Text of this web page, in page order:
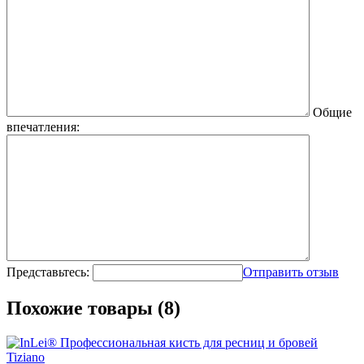
Общие
впечатления:
Представьтесь: Отправить отзыв
Похожие товары (8)